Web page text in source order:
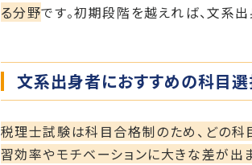
る分野です。初期段階を越えれば、文系
文系出身者におすすめの科目
税理士試験は科目合格制のため、どの科
習効率やモチベーションに大きな差が出